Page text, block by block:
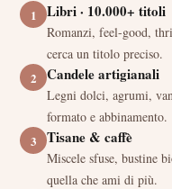
1 Libri · 10.000+ titoli
Romanzi, feel-good,
cerca un titolo preciso.
2
Candele artigianali
Legni dolci, agrumi,
formato e abbinamento.
3
Tisane & caffè
Miscele sfuse, bustine
quella che ami di più.